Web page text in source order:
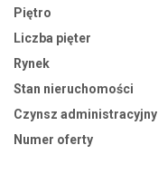
Piętro
Liczba pięter
Rynek
Stan nieruchomości
Czynsz administracyjny
Numer oferty